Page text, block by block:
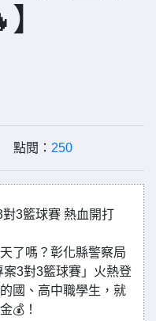
點閱： 250
對3籃球賽 熱血開打
了嗎？彰化縣警察局
3對3籃球賽」火熱登
國、高中職學生，就
💰！